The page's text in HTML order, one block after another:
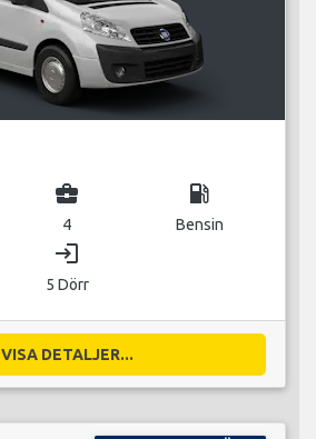
business_center
4
local_gas_station
Bensin
login
5 Dörr
VISA DETALJER...